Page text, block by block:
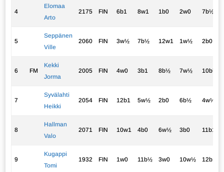
4
Elomaa
Arto
2175 FIN 6b1 8w1 1b0 2w0 7b½
5
Seppänen
Ville
2060 FIN 3w½ 7b½ 12w1 1w½ 2b0
6 FM
Kekki
Jorma
2005 FIN 4w0 3b1 8b½ 7w½ 10b½
7
Syvälahti
Heikki
2054 FIN 12b1 5w½ 2b0 6b½ 4w½
8
Hallman
Valo
2071 FIN 10w1 4b0 6w½ 3b0 11b1
9
Kugappi
Tomi
1932 FIN 1w0 11b½ 3w0 10w½ 12b1